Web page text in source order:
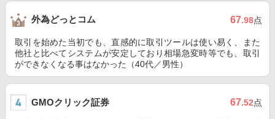
外為どっとコム 67.98点
取引を始めた当初でも、直感的に取引ツールは使い易く、また
他社と比べてシステムが安定しており相場急変時等でも、取引
ができなくなる事はなかった（40代／男性）
GMOクリック証券 67.52点